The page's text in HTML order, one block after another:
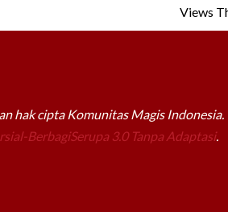
Views
hak cipta Komunitas Magis Indonesia.
BerbagiSerupa 3.0 Tanpa Adaptasi.